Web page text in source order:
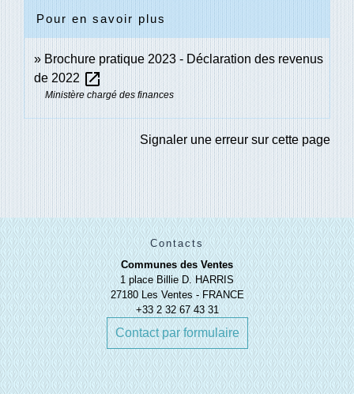
Pour en savoir plus
Brochure pratique 2023 - Déclaration des revenus
de 2022 open_in_new
Ministère chargé des finances
Signaler une erreur sur cette page
Contacts
Communes des Ventes
1 place Billie D. HARRIS
27180 Les Ventes - FRANCE
+33 2 32 67 43 31
Contact par formulaire